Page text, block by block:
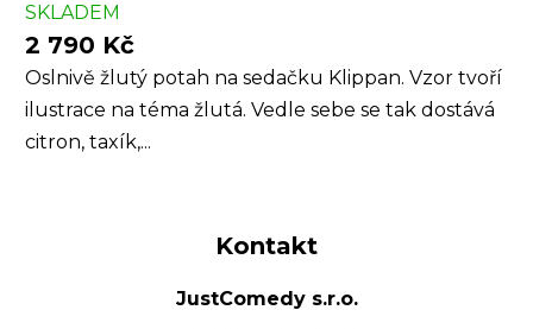
SKLADEM
2 790 Kč
Oslnivě žlutý potah na sedačku Klippan. Vzor tvoří
ilustrace na téma žlutá. Vedle sebe se tak dostává
citron, taxík,...
Kontakt
JustComedy s.r.o.